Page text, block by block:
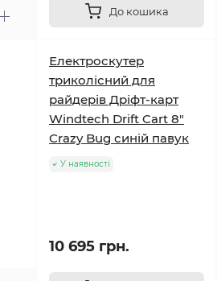
До кошика
Електроскутер
триколісний для
райдерів Дріфт-карт
Windtech Drift Cart 8″
Crazy Bug синій павук
У наявності
10 695 грн.